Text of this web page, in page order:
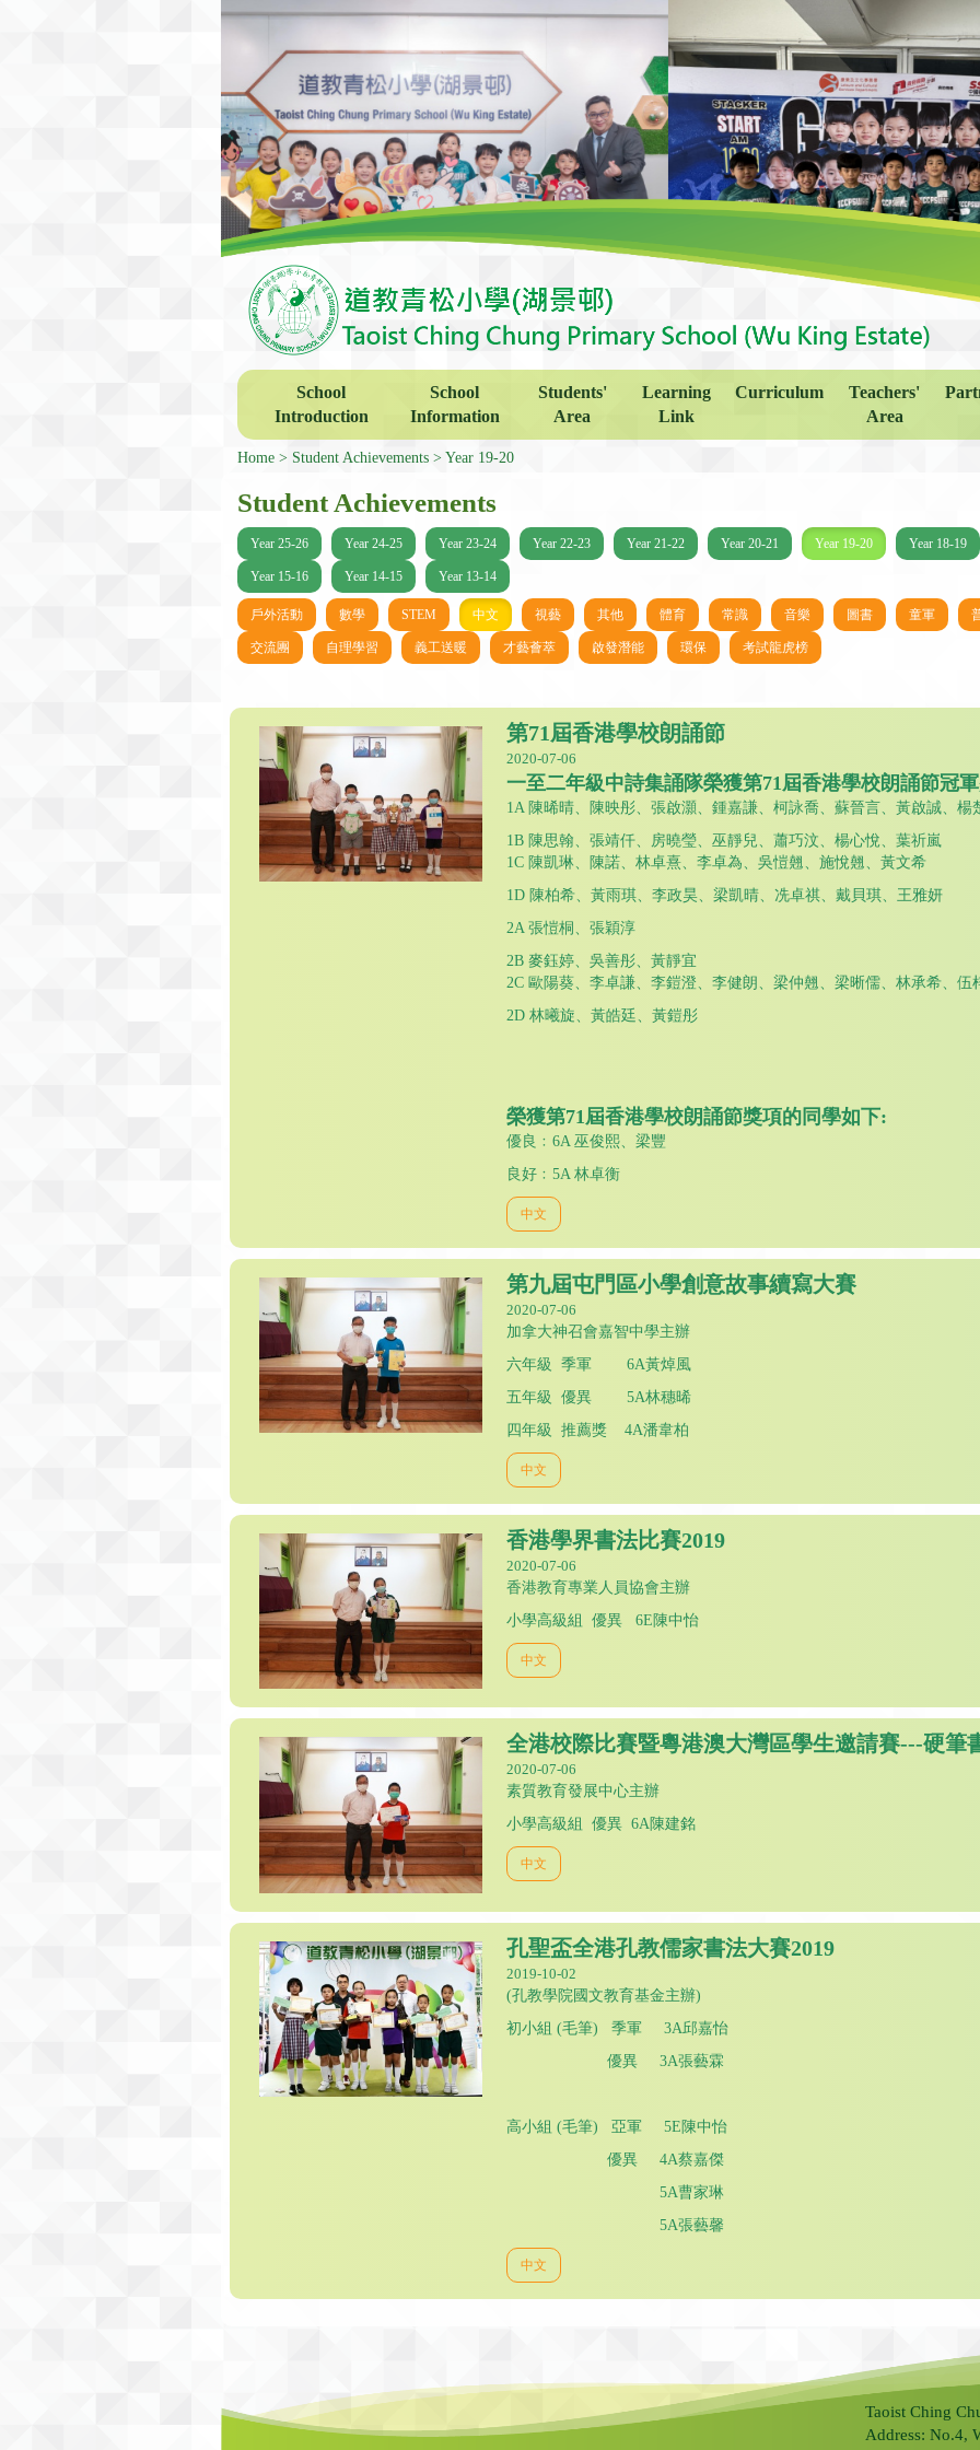
School
Introduction
School
Information
Students'
Area
Learning
Link
Curriculum
Teachers'
Area
Home Student Achievements Year 19-20
Student Achievements
Year 25-26 Year 24-25 Year 23-24 Year 22-23 Year 21-22 Year 20-21 Year 19-20 Year 18-19
Year 15-16 Year 14-15 Year 13-14
戶外活動 數學 STEM 中文 視藝 其他 體育 常識 音樂 圖書 童軍
交流團 自理學習 義工送暖 才藝薈萃 啟發潛能 環保 考試龍虎榜
第71屆香港學校朗誦節
2020-07-06
一至二年級中詩集誦隊榮獲第71屆香港學校朗誦節冠
1A 陳晞晴、陳映彤、張啟灝、鍾嘉謙、柯詠喬、蘇晉言、黃啟誠、楊
1B 陳思翰、張靖仟、房曉瑩、巫靜兒、蕭巧汶、楊心悅、葉祈嵐
1C 陳凱琳、陳諾、林卓熹、李卓為、吳愷翹、施悅翹、黃文希
1D 陳柏希、黃雨琪、李政昊、梁凱晴、冼卓祺、戴貝琪、王雅妍
2A 張愷桐、張穎淳
2B 麥鈺婷、吳善彤、黃靜宜
2C 歐陽葵、李卓謙、李鎧澄、李健朗、梁仲翹、梁晰儒、林承希、伍
2D 林曦旋、黃皓廷、黃鎧彤
榮獲第71 屆香港學校朗誦節獎項的同學如下:
優良﹕6A 巫俊熙、梁豐
良好﹕5A 林卓衡
中文
第九屆屯門區小學創意故事續寫大賽
2020-07-06
加拿大神召會嘉智中學主辦
六年級
季軍 6A黃焯風
五年級 優異 5A林穗晞
四年級
推薦獎 4A潘韋柏
中文
香港學界書法比賽2019
2020-07-06
香港教育專業人員協會主辦
小學高級組 優異 6E陳中怡
中文
全港校際比賽暨粵港澳大灣區學生邀請賽---硬筆
2020-07-06
素質教育發展中心主辦
小學高級組 優異 6A陳建銘
中文
孔聖盃全港孔教儒家書法大賽2019
2019-10-02
(孔教學院國文教育基金主辦)
初小組 (毛筆) 季軍 3A邱嘉怡
優異 3A張藝霖
高小組 (毛筆) 亞軍 5E陳中怡
優異 4A蔡嘉傑
5A曹家琳
5A張藝馨
中文
Taoist Ching
Address: No.4,